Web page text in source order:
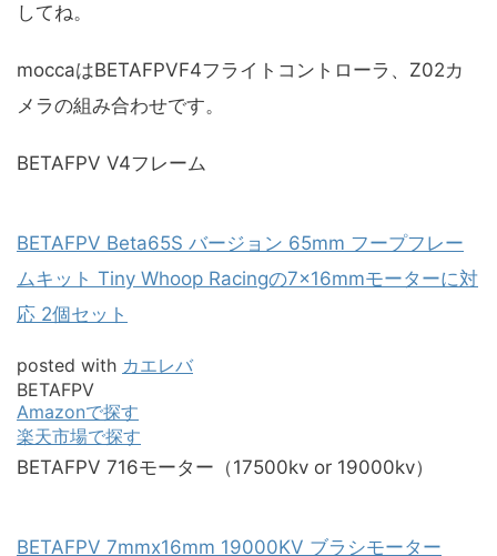
してね。
moccaはBETAFPVF4フライトコントローラ、Z02カ
メラの組み合わせです。
BETAFPV V4フレーム
BETAFPV Beta65S バージョン 65mm フープフレー
ムキット Tiny Whoop Racingの7×16mmモーターに対
応 2個セット
posted with カエレバ
BETAFPV
Amazonで探す
楽天市場で探す
BETAFPV 716モーター（17500kv or 19000kv）
BETAFPV 7mmx16mm 19000KV ブラシモーター